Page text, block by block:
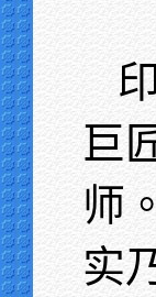
巨
师
实